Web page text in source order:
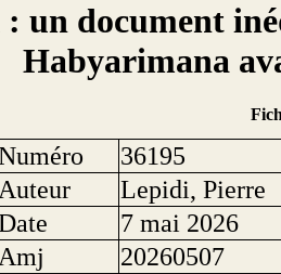
un document
Habyarimana
36195
Auteur
Lepidi, Pierre
7 mai 2026
Amj
20260507